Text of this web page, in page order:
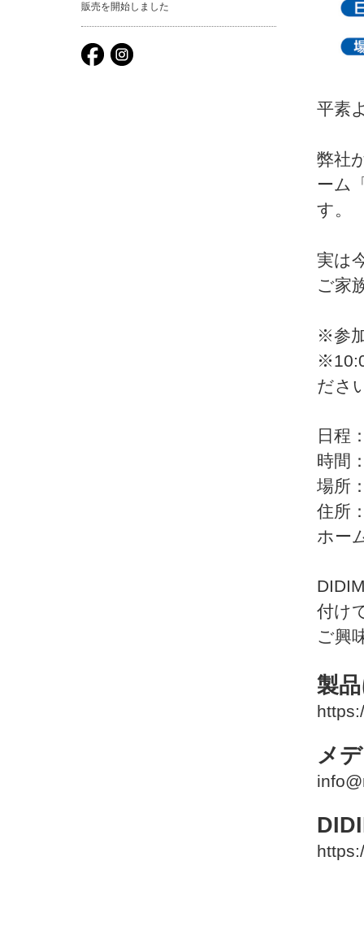
販売を開始しました
平素
弊社
ーム
す。
実は
ご家
※参
ださ
日程
時間
場所
住所
ホー
付け
ご興
製
メ